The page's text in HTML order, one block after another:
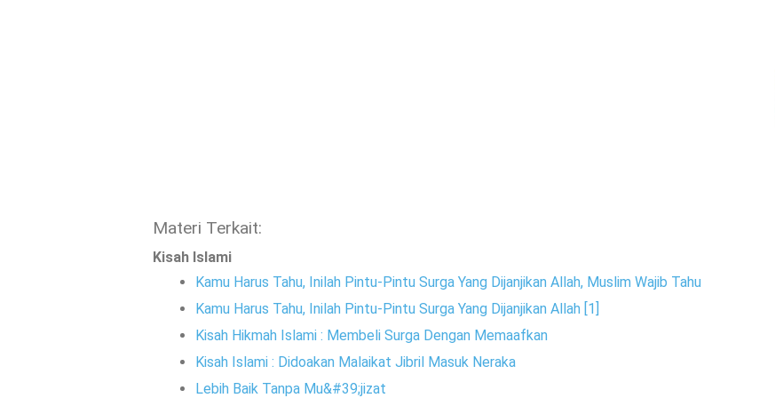
Materi Terkait:
Kisah Islami
Kamu Harus Tahu, Inilah Pintu-Pintu Surga Yang Dijanjikan Allah, Muslim Wajib Tahu
Kamu Harus Tahu, Inilah Pintu-Pintu Surga Yang Dijanjikan Allah [1]
Kisah Hikmah Islami : Membeli Surga Dengan Memaafkan
Kisah Islami : Didoakan Malaikat Jibril Masuk Neraka
Lebih Baik Tanpa Mu&#39;jizat